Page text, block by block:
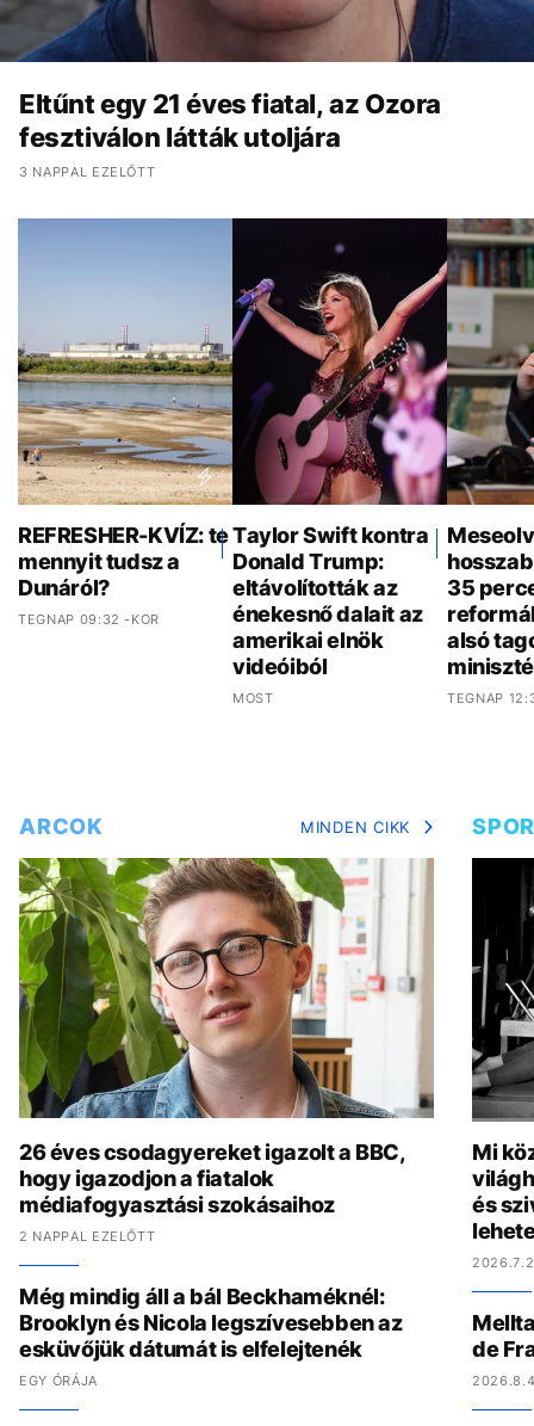
Eltűnt egy 21 éves fiatal, az Ozora
fesztiválon látták utoljára
3 NAPPAL EZELŐTT
REFRESHER-KVÍZ: te
mennyit tudsz a
Dunáról?
TEGNAP 09:32 -KOR
Taylor Swift kontra
Donald Trump:
eltávolították az
énekesnő dalait az
amerikai elnök
videóiból
MOST
35
alsó
TEGNAP
ARCOK MINDEN CIKK
26 éves csodagyereket igazolt a BBC,
hogy igazodjon a fiatalok
médiafogyasztási szokásaihoz
2 NAPPAL EZELŐTT
Még mindig áll a bál Beckhaméknél:
Brooklyn és Nicola legszívesebben az
esküvőjük dátumát is elfelejtenék
EGY ÓRÁJA
Mi
és
de